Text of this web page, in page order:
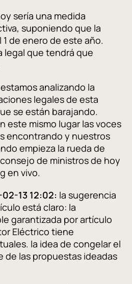
sería una medida
suponiendo que la
de enero de este año.
legal que tendrá que
analizando la
legales de esta
se están barajando.
este mismo lugar las voces
encontrando y nuestros
empieza la rueda de
de ministros de hoy
en vivo.
02-13 12:02: la sugerencia
está claro: la
garantizada por artículo
Eléctrico tiene
la idea de congelar el
de las propuestas ideadas